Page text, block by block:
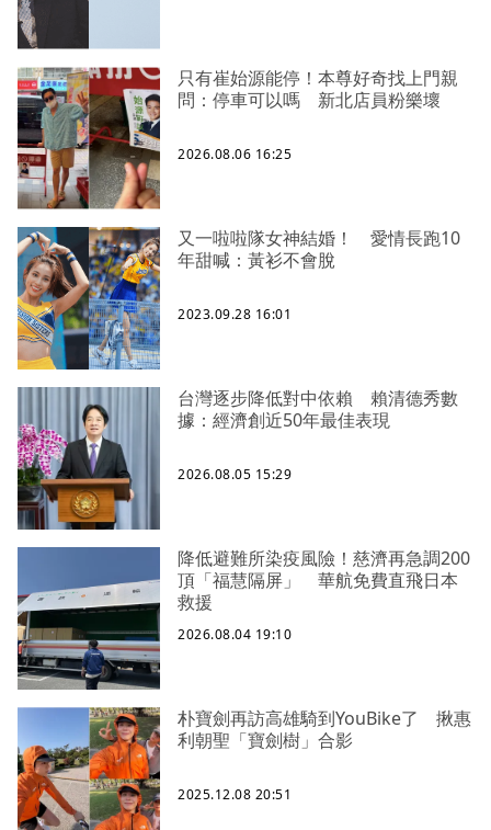
只有崔始源能停！本尊好奇找上門親
問：停車可以嗎 新北店員粉樂壞
2026.08.06 16:25
又一啦啦隊女神結婚！ 愛情長跑10
年甜喊：黃衫不會脫
2023.09.28 16:01
台灣逐步降低對中依賴 賴清德秀數
據：經濟創近50年最佳表現
2026.08.05 15:29
降低避難所染疫風險！慈濟再急調200
頂「福慧隔屏」 華航免費直飛日本
救援
2026.08.04 19:10
朴寶劍再訪高雄騎到YouBike了 揪惠
利朝聖「寶劍樹」合影
2025.12.08 20:51